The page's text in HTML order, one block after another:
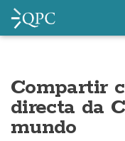
Compartir
directa da
mundo